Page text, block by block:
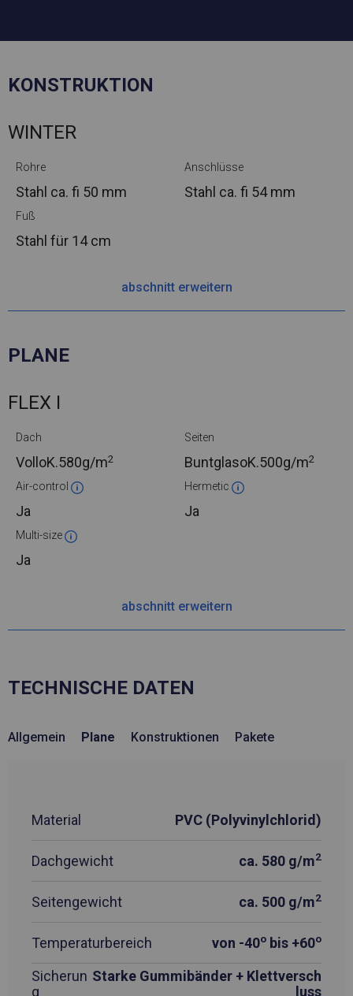
KONSTRUKTION
WINTER
Rohre
Stahl ca. fi 50 mm
Anschlüsse
Stahl ca. fi 54 mm
Fuß
Stahl für 14 cm
abschnitt erweitern
PLANE
FLEX I
Dach
VolloK.580g/m2
Seiten
BuntglasoK.500g/m2
Air-control
Ja
Hermetic
Ja
Multi-size
Ja
abschnitt erweitern
TECHNISCHE DATEN
Allgemein Plane Konstruktionen Pakete
Material PVC (Polyvinylchlorid)
Dachgewicht ca. 580 g/m2
Seitengewicht ca. 500 g/m2
Temperaturbereich von -40o bis +60o
Sicherun
g
Starke Gummibänder + Klettversch
luss